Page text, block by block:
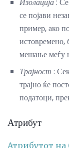
се појави
пример, ако
истовремено,
мешање меѓу
Трајност :
трајно ќе
податоци,
Атрибут
Атрибутот на